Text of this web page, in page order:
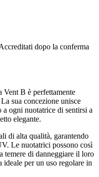
dopo la conferma
Vent B è perfettamente
sua concezione unisce
ogni nuotatrice di sentirsi a
elegante.
di alta qualità, garantendo
Le nuotatrici possono così
temere di danneggiare il loro
per un uso regolare in